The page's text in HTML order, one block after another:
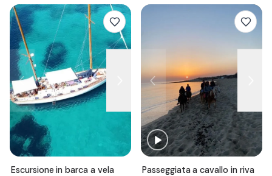
Escursione in barca a vela
Passeggiata a cavallo in riva